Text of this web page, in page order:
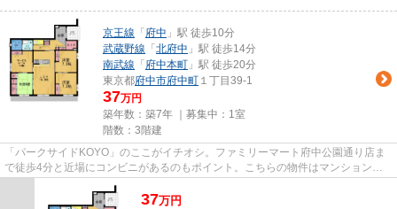
京王線 「 府中 」駅 徒歩10分
武蔵野線 「 北府中 」駅 徒歩14分
南武線 「 府中本町 」駅 徒歩20分
東京都府中市府中町 １丁目39-1
37万円
築年数：築7年 ｜募集中： 1室
階数：3階建
「パークサイドKOYO」のここがイチオシ。ファミリーマート府中公園通り店ま
で徒歩4分と近場にコンビニがあるのもポイント。こちらの物件はマンションで
す。しっかりとした造りが自慢の...
37万円